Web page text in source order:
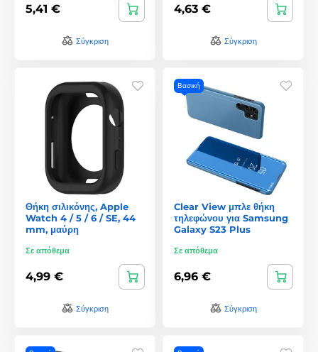
5,41 €
Σύγκριση
4,63 €
Σύγκριση
Θήκη σιλικόνης, Apple
Watch 4 / 5 / 6 / SE, 44
mm, μαύρη
Σε απόθεμα
4,99 €
Σύγκριση
Βασική
Clear View μπλε θήκη
τηλεφώνου για Samsung
Galaxy S23 Plus
Σε απόθεμα
6,96 €
Σύγκριση